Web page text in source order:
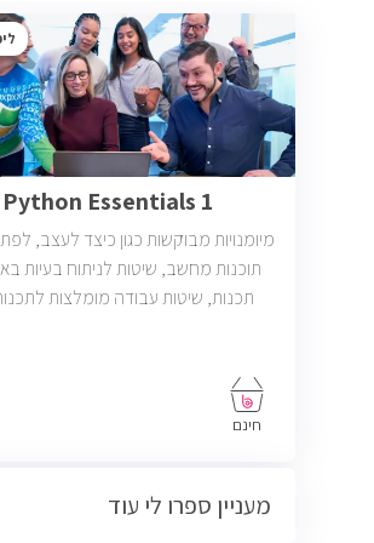
Python Essentials 1
מיומנויות מבוקשות כגון כיצד לעצב,
תוכנות מחשב, שיטות לניתוח בעיות
תכנות, שיטות עבודה מומלצות
חינם
מעניין ספרו לי עוד